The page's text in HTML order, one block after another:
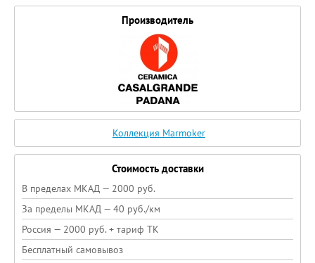
Производитель
Коллекция Marmoker
Стоимость доставки
В пределах МКАД — 2000 руб.
За пределы МКАД — 40 руб./км
Россия — 2000 руб. + тариф ТК
Бесплатный самовывоз